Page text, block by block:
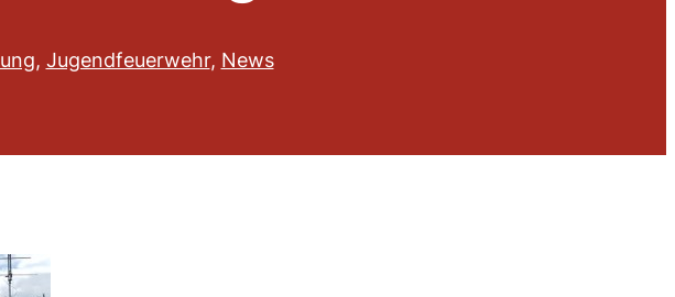
, Jugendfeuerwehr, News